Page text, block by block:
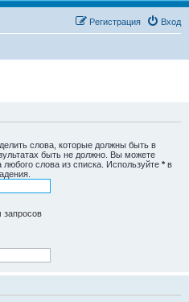
Вход
Регистрация
слова, которые должны быть в
быть не должно. Вы можете
любого слова из списка. Используйте * в
запросов